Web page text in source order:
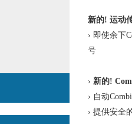
新的! 运动
› 即使余下
号
› 新的!
› 自动
› 提供安全